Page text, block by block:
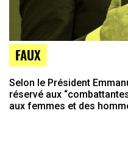
FAUX
Selon le Président
réservé aux
aux femmes et des